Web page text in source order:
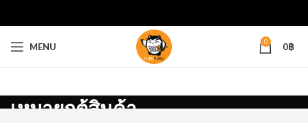
MENU 0 0฿
เหมายกตู้สินค้า